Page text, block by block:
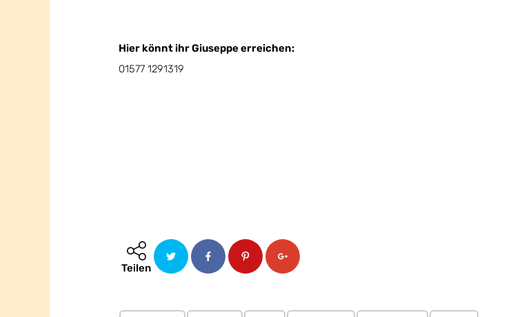
Hier könnt ihr Giuseppe erreichen:
01577 1291319
Teilen